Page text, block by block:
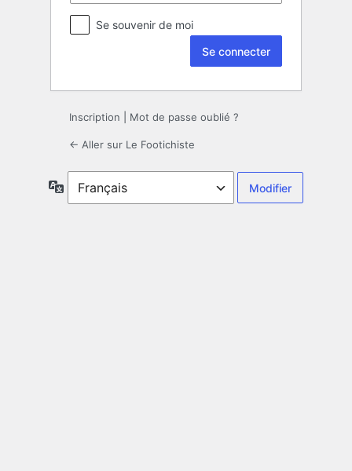
Se souvenir de moi
Inscription Mot de passe oublié ?
← Aller sur Le Footichiste
Langue